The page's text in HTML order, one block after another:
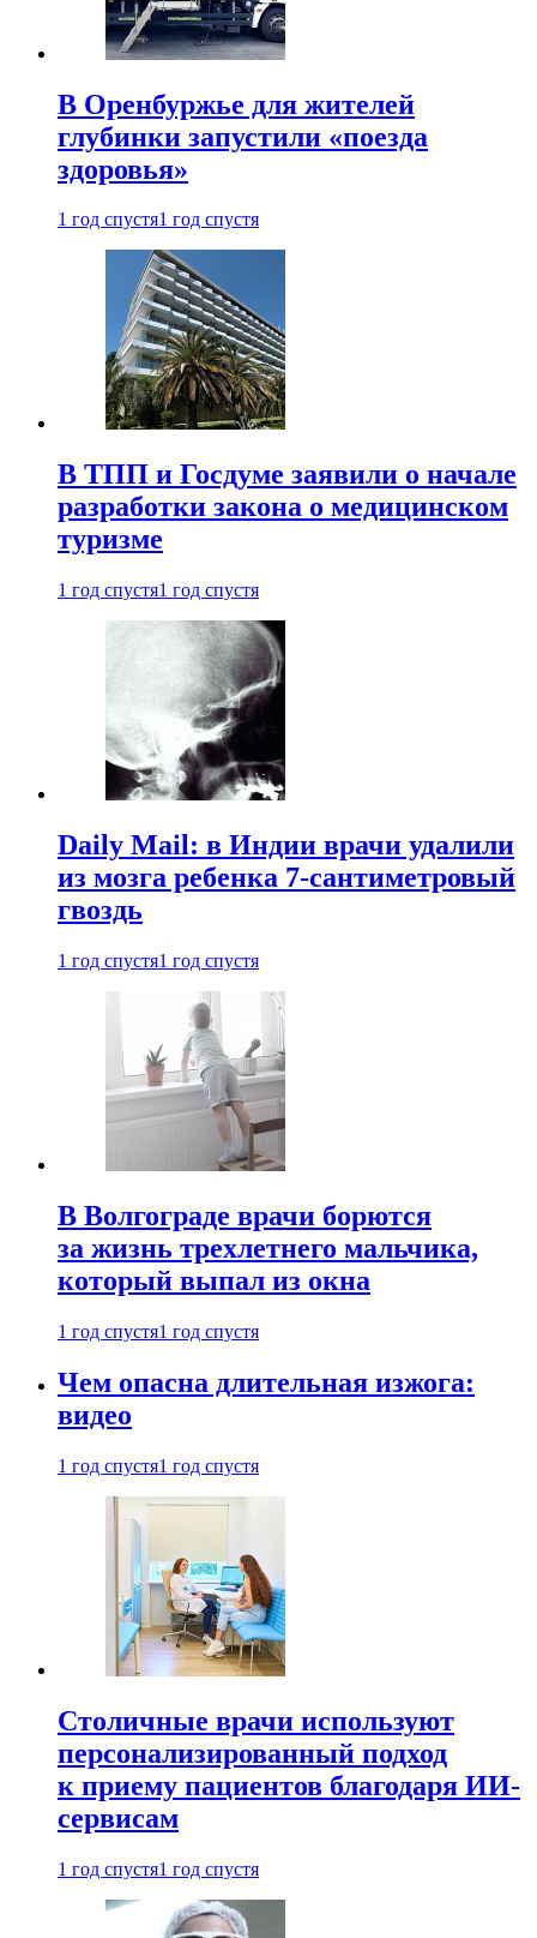
В Оренбуржье для жителей
глубинки запустили «поезда
здоровья»
1 год спустя1 год спустя
В ТПП и Госдуме заявили о начале
разработки закона о медицинском
туризме
1 год спустя1 год спустя
Daily Mail: в Индии врачи удалили
из мозга ребенка 7-сантиметровый
гвоздь
1 год спустя1 год спустя
В Волгограде врачи борются
за жизнь трехлетнего мальчика,
который выпал из окна
1 год спустя1 год спустя
Чем опасна длительная изжога:
видео
1 год спустя1 год спустя
Столичные врачи используют
персонализированный подход
к приему пациентов благодаря ИИ-
сервисам
1 год спустя1 год спустя